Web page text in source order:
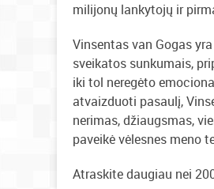
milijonų lankytojų ir
Vinsentas van Gogas
sveikatos sunkumais,
iki tol neregėto
atvaizduoti pasaulį,
nerimas, džiaugsmas,
paveikė vėlesnes meno
Atraskite daugiau nei